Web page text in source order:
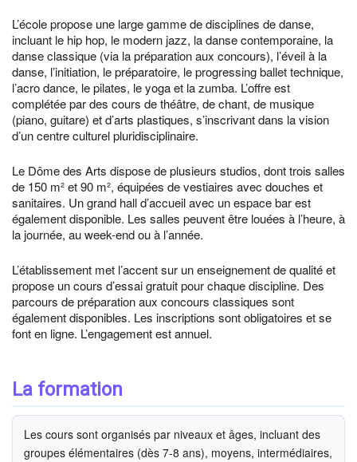
L’école propose une large gamme de disciplines de danse,
incluant le hip hop, le modern jazz, la danse contemporaine, la
danse classique (via la préparation aux concours), l’éveil à la
danse, l’initiation, le préparatoire, le progressing ballet technique,
l’acro dance, le pilates, le yoga et la zumba. L’offre est
complétée par des cours de théâtre, de chant, de musique
(piano, guitare) et d’arts plastiques, s’inscrivant dans la vision
d’un centre culturel pluridisciplinaire.
Le Dôme des Arts dispose de plusieurs studios, dont trois salles
de 150 m² et 90 m², équipées de vestiaires avec douches et
sanitaires. Un grand hall d’accueil avec un espace bar est
également disponible. Les salles peuvent être louées à l’heure, à
la journée, au week-end ou à l’année.
L’établissement met l’accent sur un enseignement de qualité et
propose un cours d’essai gratuit pour chaque discipline. Des
parcours de préparation aux concours classiques sont
également disponibles. Les inscriptions sont obligatoires et se
font en ligne. L’engagement est annuel.
La formation
Les cours sont organisés par niveaux et âges, incluant des
groupes élémentaires (dès 7-8 ans), moyens, intermédiaires,